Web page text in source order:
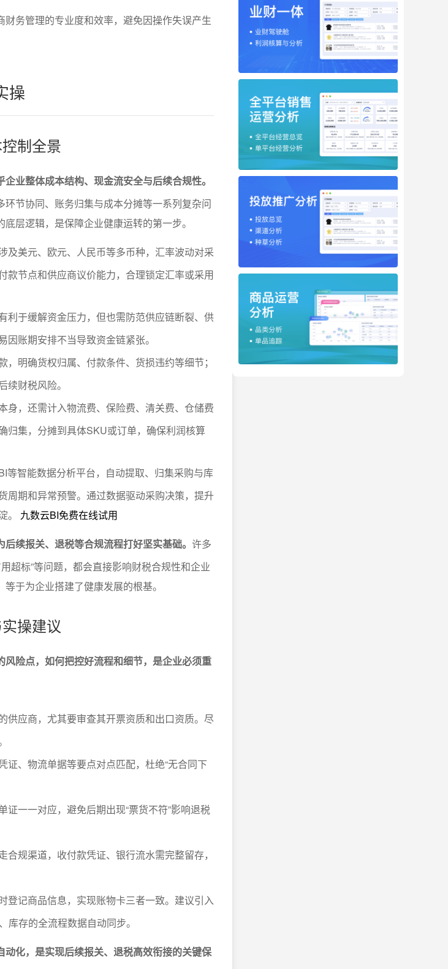
务管理的专业度和效率，避免因操作失误产生
操
制全景
业整体成本结构、现金流安全与后续合规性。
节协同、账务归集与成本分摊等一系列复杂问
层逻辑，是保障企业健康运转的第一步。
及美元、欧元、人民币等多币种，汇率波动对采
款节点和供应商议价能力，合理锁定汇率或采用
利于缓解资金压力，但也需防范供应链断裂、供
账期安排不当导致资金链紧张。
，明确货权归属、付款条件、货损违约等细节；
财税风险。
身，还需计入物流费、保险费、清关费、仓储费
归集，分摊到具体SKU或订单，确保利润核算
等智能数据分析平台，自动提取、归集采购与库
周期和异常预警。通过数据驱动采购决策，提升
。 九数云BI免费在线试用
续报关、退税等合规流程打好坚实基础。 许多
超标”等问题，都会直接影响财税合规性和企业
于为企业搭建了健康发展的根基。
操建议
险点，如何把控好流程和细节，是企业必须重
供应商，尤其要审查其开票资质和出口资质。尽
证、物流单据等要点对点匹配，杜绝“无合同下
证一一对应，避免后期出现“票货不符”影响退税
合规渠道，收付款凭证、银行流水需完整留存，
登记商品信息，实现账物卡三者一致。建议引入
存的全流程数据自动同步。
化，是实现后续报关、退税高效衔接的关键保